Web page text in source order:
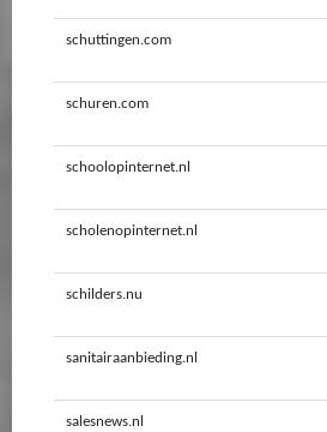
schuttingen.com
schuren.com
schoolopinternet.nl
scholenopinternet.nl
schilders.nu
sanitairaanbieding.nl
salesnews.nl